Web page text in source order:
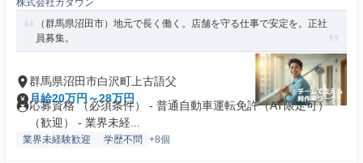
株式会社カタウン
（群馬県沼田市）地元で長く働く。店舗を守る仕事で安定を。正社
員募集。
群馬県沼田市白沢町上古語父
月給20万円～28万円
応募資格 （必須条件） - 普通自動車運転免許（AT限定可）
（歓迎） - 業界未経...
業界未経験歓迎 学歴不問 +8個